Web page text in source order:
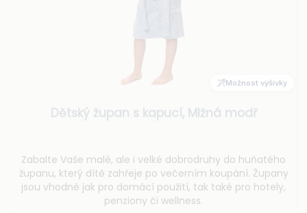
Možnost výšivky
Dětský župan s kapucí, Mlžná modř
Zabalte Vaše malé, ale i velké dobrodruhy do huňatého
županu, který dítě zahřeje po večerním koupání. Župany
jsou vhodné jak pro domácí použití, tak také pro hotely,
penziony či wellness.